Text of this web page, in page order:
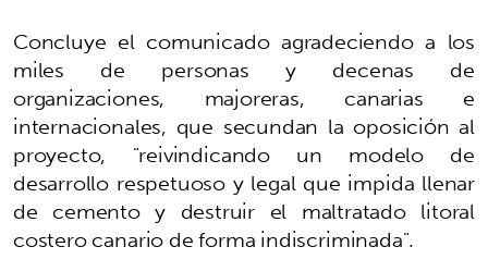
Concluye el comunicado agradeciendo a los
miles de personas y decenas de
organizaciones, majoreras, canarias e
internacionales, que secundan la oposición al
proyecto, "reivindicando un modelo de
desarrollo respetuoso y legal que impida llenar
de cemento y destruir el maltratado litoral
costero canario de forma indiscriminada".